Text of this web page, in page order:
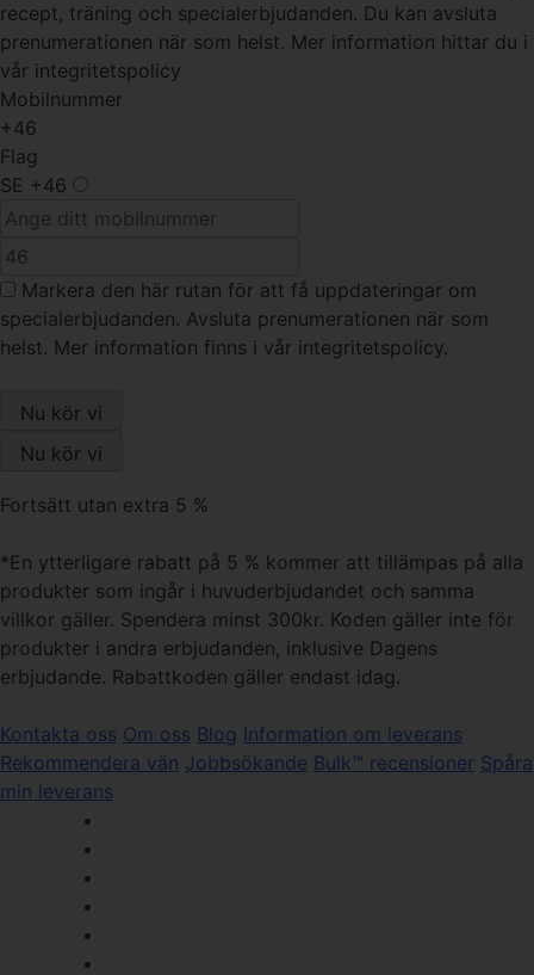
recept, träning och specialerbjudanden. Du kan avsluta
prenumerationen när som helst. Mer information hittar du i
vår integritetspolicy
Mobilnummer
+46
Flag
SE +46
Markera den här rutan för att få uppdateringar om
specialerbjudanden. Avsluta prenumerationen när som
helst. Mer information finns i vår integritetspolicy.
Fortsätt utan extra 5 %
*En ytterligare rabatt på 5 % kommer att tillämpas på alla
produkter som ingår i huvuderbjudandet och samma
villkor gäller. Spendera minst 300kr. Koden gäller inte för
produkter i andra erbjudanden, inklusive Dagens
erbjudande. Rabattkoden gäller endast idag.
Kontakta oss Om oss Blog Information om leverans
Rekommendera vän Jobbsökande Bulk™ recensioner Spåra
min leverans